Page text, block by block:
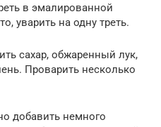
в эмалированной
уварить на одну треть.
сахар, обжаренный лук,
Проварить несколько
добавить немного